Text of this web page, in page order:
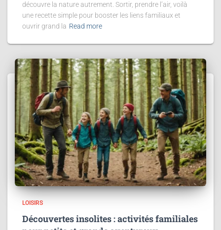
découvre la nature autrement. Sortir, prendre l’air, voilà
une recette simple pour booster les liens familiaux et
ouvrir grand la Read more
LOISIRS
Découvertes insolites : activités familiales